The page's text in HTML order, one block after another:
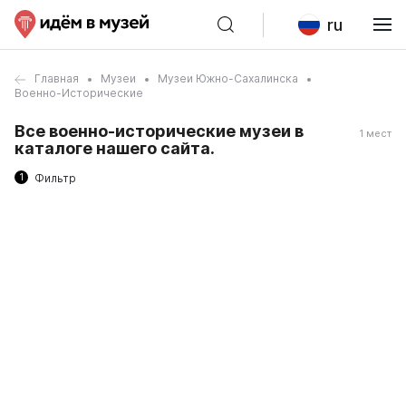
ru
Главная Музеи
Музеи Южно-Сахалинска
Военно-Исторические
Все военно-исторические музеи в
каталоге нашего сайта.
1 мест
1 Фильтр